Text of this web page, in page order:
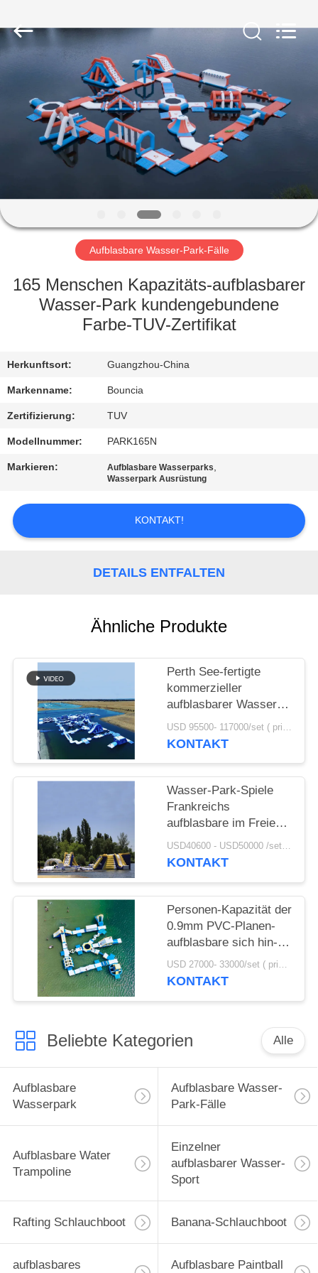
PRODUKTE
VIDEOS
ÜBER
UNS
FABRIK-
AUSFLUG
TRETEN
SIE
MIT
UNS
VERBINDUNG
SITEMAP
PRIVACY
POLICY
Factory.
All
Reserved.
Aufblasbare Wasser-Park-Fälle
165 Menschen Kapazitäts-aufblasbarer
Wasser-Park kundengebundene
Farbe-TUV-Zertifikat
Herkunftsort: Guangzhou-China
Markenname: Bouncia
Zertifizierung: TUV
Modellnummer: PARK165N
Markieren: Aufblasbare Wasserparks,
Wasserpark Ausrüstung
KONTAKT!
DETAILS ENTFALTEN
Ähnliche Produkte
Perth See-fertigte
kommerzieller
aufblasbarer Wasser-
Park/enormen sich hin-
und herbewegenden
USD 95500- 117000/set ( price just for reference, detailed prices need to be confirmed) MOQ:1 Satz oder Teile des ganzen Parks
KONTAKT
Wasser-Park-Spiele
Frankreichs
aufblasbare im Freien
für
Erwachsene/aufblasbare
USD40600 - USD50000 /set ( price just for reference, detailed prices need to be confirmed） MOQ:1 Satz oder Teile des ganzen Parks
KONTAKT
Personen-Kapazität der
0.9mm PVC-Planen-
aufblasbare sich hin-
und herbewegende
Wasser-Park-Spiel-100
USD 27000- 33000/set ( price just for reference, detailed prices need to be confirmed) MOQ:1 Satz oder Teile des ganzen Parks
KONTAKT
Beliebte Kategorien Alle
Aufblasbare
Wasserpark
Aufblasbare Wasser-
Park-Fälle
Aufblasbare Water
Trampoline
Einzelner
aufblasbarer Wasser-
Sport
Rafting Schlauchboot Banana-Schlauchboot
aufblasbares Aufblasbare Paintball